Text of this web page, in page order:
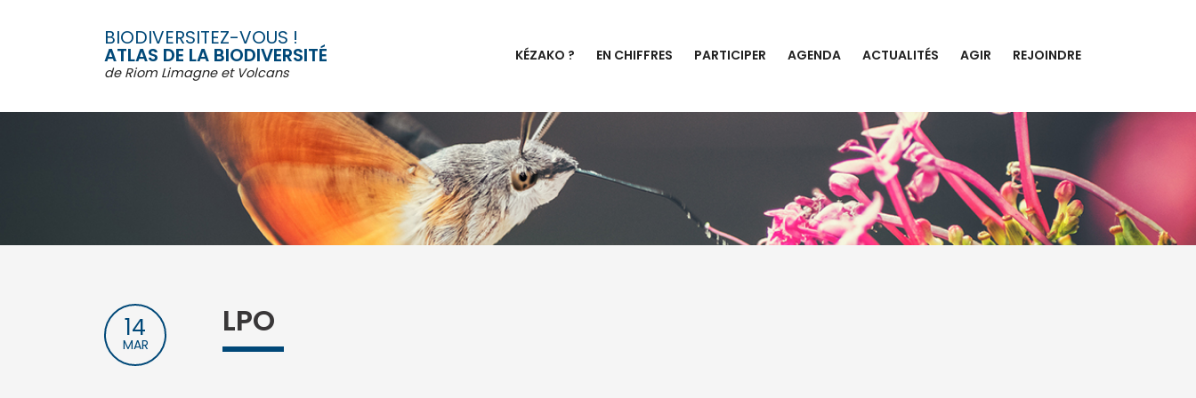
BIODIVERSITEZ-VOUS !
ATLAS DE LA BIODIVERSITÉ
de Riom Limagne et Volcans
KÉZAKO ? EN CHIFFRES PARTICIPER AGENDA ACTUALITÉS AGIR REJOINDRE
14
MAR
LPO